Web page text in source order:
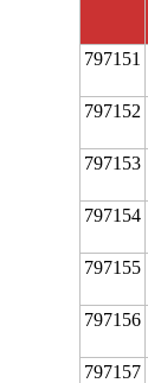
797151
797152
797153
797154
797155
797156
797157